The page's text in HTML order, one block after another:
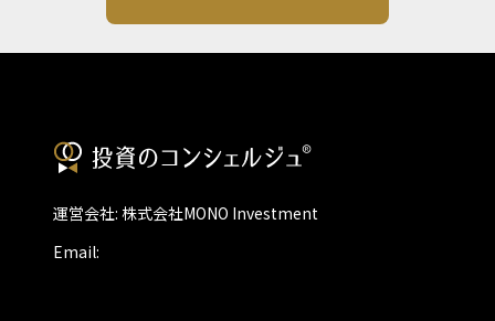
運営会社: 株式会社MONO Investment
Email: